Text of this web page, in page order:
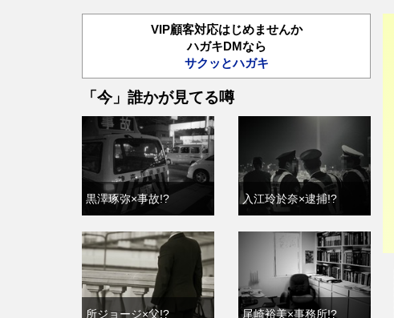
VIP顧客対応はじめませんか
ハガキDMなら
サクッとハガキ
「今」誰かが見てる噂
黒澤琢弥×事故!? 入江玲於奈×逮捕!?
所ジョージ×父!? 尾崎裕美×事務所!?